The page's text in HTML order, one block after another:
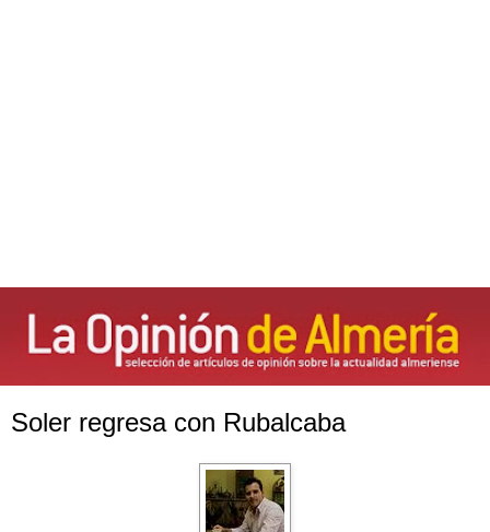
Soler regresa con Rubalcaba